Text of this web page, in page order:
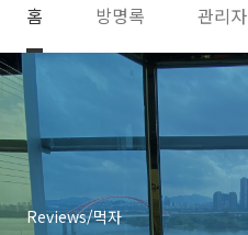
홈 방명록 관리자
Reviews/먹자